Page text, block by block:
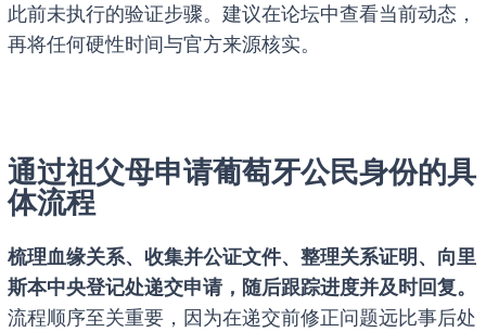
此前未执行的验证步骤。建议在论坛中查看当前动态，
再将任何硬性时间与官方来源核实。
通过祖父母申请葡萄牙公民身份的具
体流程
梳理血缘关系、收集并公证文件、整理关系证明、向里
斯本中央登记处递交申请，随后跟踪进度并及时回复。
流程顺序至关重要，因为在递交前修正问题远比事后处